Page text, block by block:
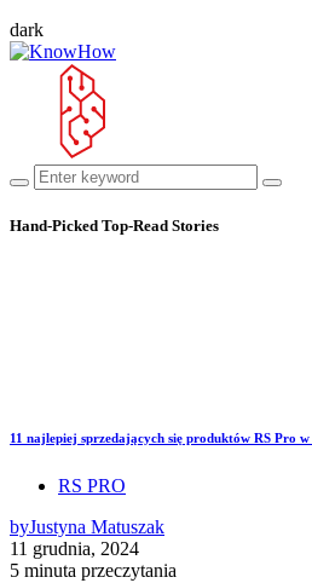
dark
Hand-Picked Top-Read Stories
11 najlepiej sprzedających się produktów RS Pro
RS PRO
byJustyna Matuszak
11 grudnia, 2024
5 minuta przeczytania